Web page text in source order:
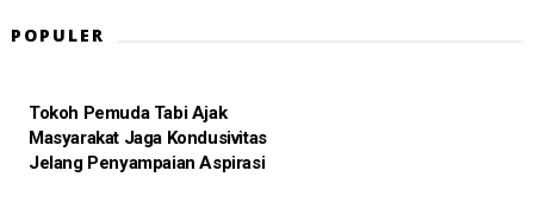
POPULER
Tokoh Pemuda Tabi Ajak
Masyarakat Jaga Kondusivitas
Jelang Penyampaian Aspirasi